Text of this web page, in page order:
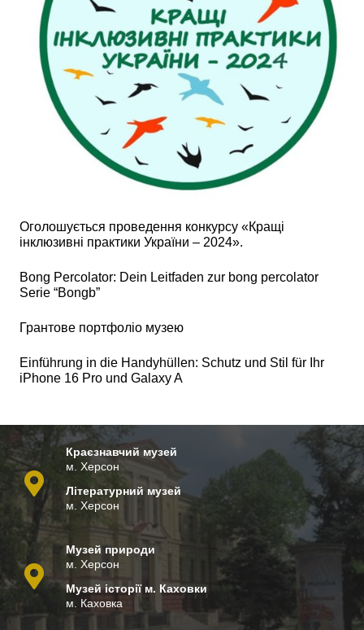
Оголошується проведення конкурсу «Кращі
інклюзивні практики України – 2024».
Bong Percolator: Dein Leitfaden zur bong percolator
Serie “Bongb”
Грантове портфоліо музею
Einführung in die Handyhüllen: Schutz und Stil für Ihr
iPhone 16 Pro und Galaxy A
Краєзнавчий музей
м. Херсон
Літературний музей
м. Херсон
az
mostbet
mostbet az
Музей природи
м. Херсон
Музей історії м. Каховки
м. Каховка